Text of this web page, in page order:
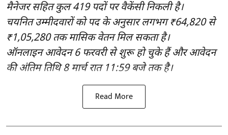
मैनेजर सहित कुल 419 पदों पर वैकेंसी निकली है।
चयनित उम्मीदवारों को पद के अनुसार लगभग ₹64,820 से
₹1,05,280 तक मासिक वेतन मिल सकता है।
ऑनलाइन आवेदन 6 फरवरी से शुरू हो चुके हैं और आवेदन
की अंतिम तिथि 8 मार्च रात 11:59 बजे तक है।
Read More